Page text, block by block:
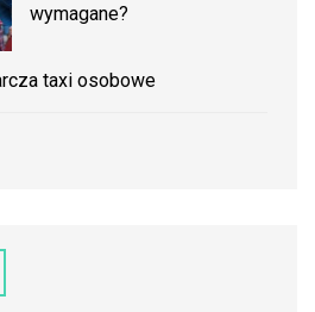
wymagane?
taxi osobowe